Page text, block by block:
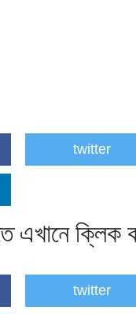
twitter
এখানে ক্লিক
twitter